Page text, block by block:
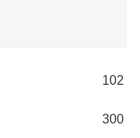
102
300